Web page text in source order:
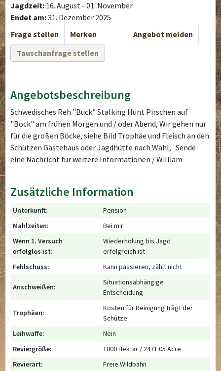
Jagdzeit: 16. August - 01. November
Endet am:31. Dezember 2025
Frage stellen
Merken
Angebot melden
Tauschanfrage stellen
Angebotsbeschreibung
Schwedisches Reh "Buck" Stalking Hunt Pirschen auf
"Bock" am frühen Morgen und / oder Abend, Wir gehen nur
für die großen Böcke, siehe Bild Trophäe und Fleisch an den
Schützen Gästehaus oder Jagdhütte nach Wahl, Sende
eine Nachricht für weitere Informationen / William
Zusätzliche Information
Unterkunft:
Pension
Mahlzeiten:
Bei mir
Wenn 1. Versuch
erfolglos ist:
Wiederholung bis Jagd
erfolgreich ist
Fehlschuss:
Kann passieren, zählt nicht
Anschweißen:
Situationsabhängige
Entscheidung
Trophäen:
Kosten für Reinigung trägt der
Schütze
Leihwaffe:
Nein
Reviergröße:
1000 Hektar / 2471.05 Acre
Revierart:
Freie Wildbahn